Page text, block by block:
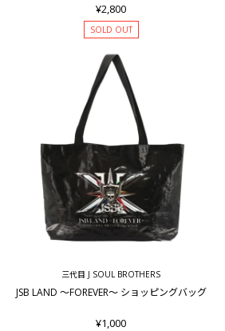
¥2,800
SOLD OUT
三代目 J SOUL BROTHERS
JSB LAND ～FOREVER～ ショッピングバッグ
¥1,000